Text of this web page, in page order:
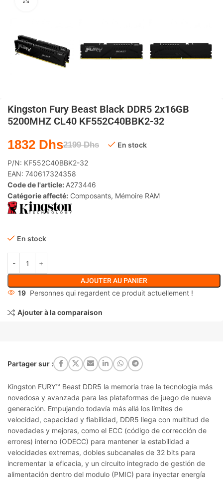
Kingston Fury Beast Black DDR5 2x16GB
5200MHZ CL40 KF552C40BBK2-32
2199Dhs
1832 Dhs En stock
P/N: KF552C40BBK2-32
EAN: 740617324358
Code de l'article: A273446
Catégorie affecté: Composants, Mémoire RAM
En stock
AJOUTER AU PANIER
19 Personnes qui regardent ce produit actuellement !
Ajouter à la comparaison
Partager sur :
Kingston FURY™ Beast DDR5 la memoria trae la tecnología más
novedosa y avanzada para las plataformas de juego de nueva
generación. Empujando todavía más allá los límites de
velocidad, capacidad y fiabilidad, DDR5 llega con multitud de
novedades y mejoras, como el ECC (código de corrección de
errores) interno (ODECC) para mantener la estabilidad a
velocidades extremas, dobles subcanales de 32 bits para
incrementar la eficacia, y un circuito integrado de gestión de
alimentación dentro del modulo (PMIC) para inyectar energía